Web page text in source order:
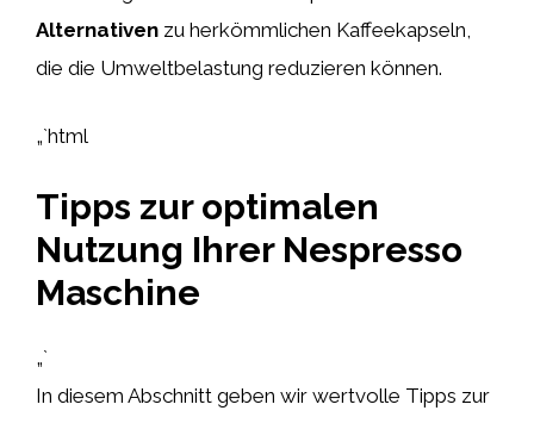
Alternativen zu herkömmlichen Kaffeekapseln,
die die Umweltbelastung reduzieren können.
„`html
Tipps zur optimalen
Nutzung Ihrer Nespresso
Maschine
„`
In diesem Abschnitt geben wir wertvolle Tipps zur